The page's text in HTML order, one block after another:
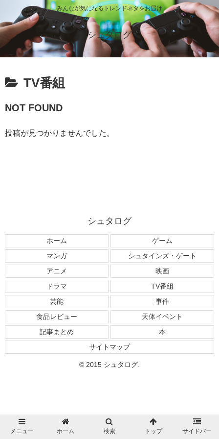
みんなが気になるトレンドネタをお届け
シュタログ
TV番組
NOT FOUND
投稿が見つかりませんでした。
シュタログ
ホーム
ゲーム
マンガ
シュタインズ・ゲート
アニメ
映画
ドラマ
TV番組
芸能
事件
食品レビュー
天体イベント
記事まとめ
本
サイトマップ
© 2015 シュタログ.
メニュー ホーム 検索 トップ サイドバー